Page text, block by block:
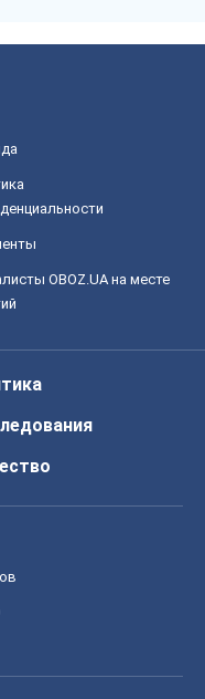
OBOZ.UA на месте